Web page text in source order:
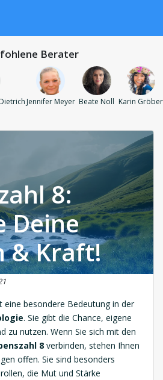
Berater
Jennifer Meyer Beate Noll Karin Gröber
8:
Deine
& Kraft!
eine besondere Bedeutung in der
. Sie gibt die Chance, eigene
zu nutzen. Wenn Sie sich mit den
8 verbinden, stehen Ihnen
offen. Sie sind besonders
die Mut und Stärke